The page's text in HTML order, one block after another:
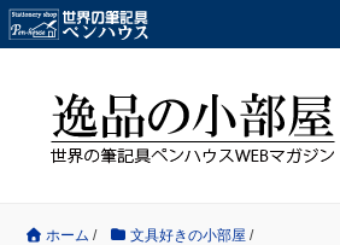
ホーム / 文具好きの小部屋 /